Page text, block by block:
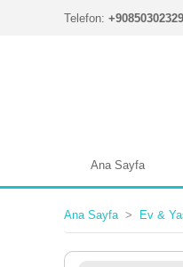
Telefon:
Ana Sayfa
Ana Sayfa Ev &